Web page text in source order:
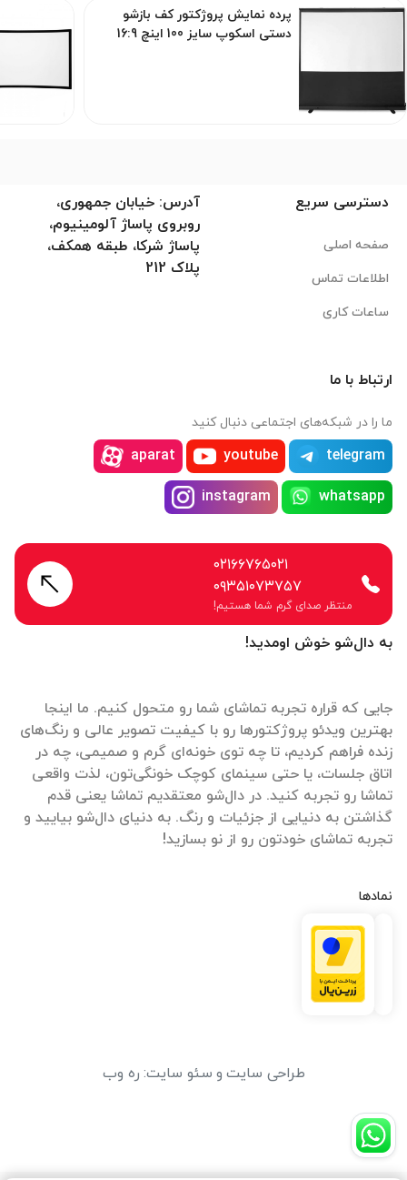
پرده نمایش پروژکتور کف بازشو
دستی اسکوپ سایز 100 اینچ 16:9
به دال‌شو خوش اومدید!
جایی که قراره تجربه تماشای شما رو متحول کنیم. ما اینجا
بهترین ویدئو پروژکتورها رو با کیفیت تصویر عالی و رنگ‌های
زنده فراهم کردیم، تا چه توی خونه‌ای گرم و صمیمی، چه در
اتاق جلسات، یا حتی سینمای کوچک خونگی‌تون، لذت واقعی
تماشا رو تجربه کنید. در دال‌شو معتقدیم تماشا یعنی قدم
گذاشتن به دنیایی از جزئیات و رنگ. به دنیای دال‌شو بیایید و
تجربه تماشای خودتون رو از نو بسازید!
نمادها
دسترسی سریع
صفحه اصلی
اطلاعات تماس
ساعات کاری
آدرس: خیابان جمهوری،
روبروی پاساژ آلومینیوم،
پاساژ شرکا، طبقه همکف،
پلاک 212
ارتباط با ما
ما را در شبکه‌های اجتماعی دنبال کنید
telegram
youtube
aparat
whatsapp
instagram
۰۲۱۶۶۷۶۵۰۲۱
۰۹۳۵۱۰۷۳۷۵۷
منتظر صدای گرم شما هستیم!
طراحی سایت و سئو سایت: ره وب